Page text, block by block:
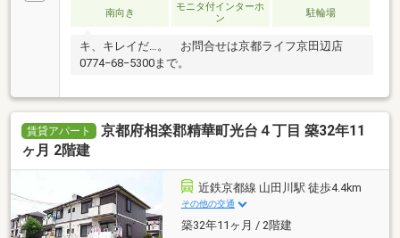
南向き
モニタ付インターホ
ン
駐輪場
キ、キレイだ…。 お問合せは京都ライフ京田辺店
0774−68−5300まで。
賃貸アパート
京都府相楽郡精華町光台４丁目 築32年11
ヶ月 2階建
近鉄京都線 山田川駅 徒歩4.4km
その他の交通
築32年11ヶ月 / 2階建